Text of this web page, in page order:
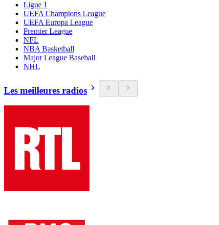
Ligue 1
UEFA Champions League
UEFA Europa League
Premier League
NFL
NBA Basketball
Major League Baseball
NHL
Les meilleures radios